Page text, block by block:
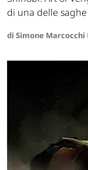
di una delle
di Simone Marcocchi